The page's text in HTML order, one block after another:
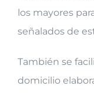
los mayores
señalados de
También se
domicilio